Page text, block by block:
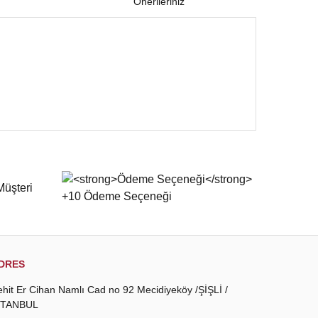
iletebilirsiniz.
Er Cihan Namlı Cad no 92 Mecidiyeköy /ŞİŞLİ /